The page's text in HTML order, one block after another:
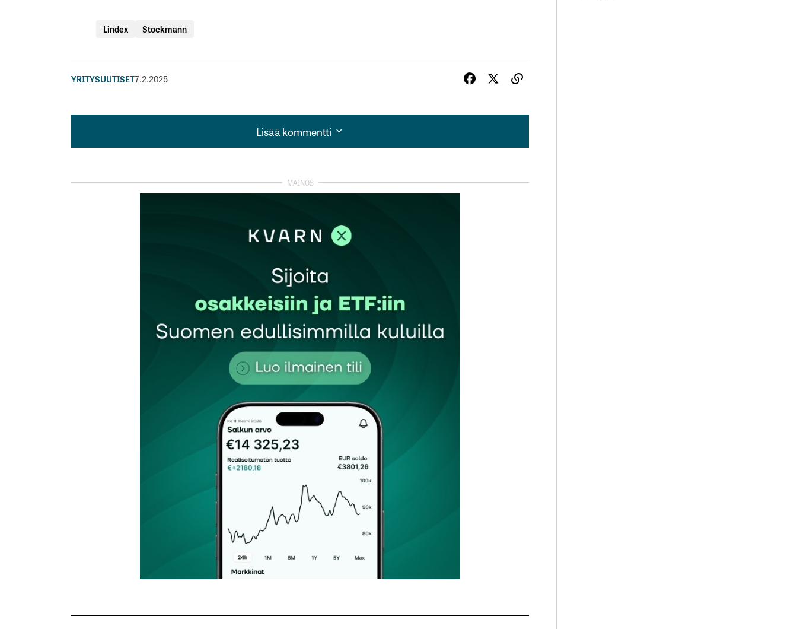
Lindex Stockmann
YRITYSUUTISET7.2.2025
Lisää kommentti
Lisää kommentti
Sähköpostiosoitteesi
Tilaa SalkunRakentajan uutiskirje